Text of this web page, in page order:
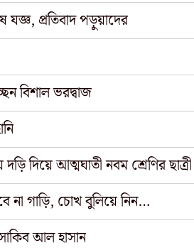
যজ্ঞ, প্রতিবাদ পড়ুয়াদের
বিশাল ভরদ্বাজ
দিয়ে আত্মঘাতী নবম শ্রেণির ছাত্রী
না গাড়ি, চোখ বুলিয়ে নিন…
আল হাসান